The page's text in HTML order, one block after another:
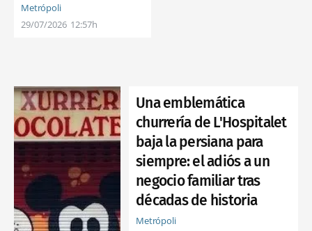
Metrópoli
29/07/2026 12:57h
Una emblemática
churrería de L'Hospitalet
baja la persiana para
siempre: el adiós a un
negocio familiar tras
décadas de historia
Metrópoli